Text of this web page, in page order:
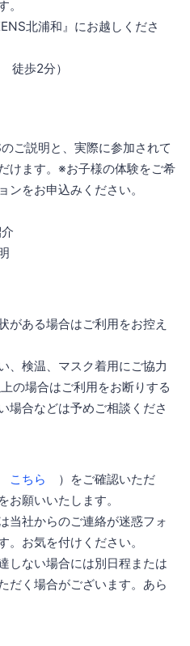
北浦和』にお越しくださ
徒歩2分）
ご説明と、実際に参加されて
けます。※お子様の体験をご希
をお申込みください。
がある場合はご利用をお控え
、検温、マスク着用にご協力
の場合はご利用をお断りする
場合などは予めご相談くださ
こちら
）をご確認いただ
お願いいたします。
当社からのご連絡が迷惑フォ
。お気を付けください。
しない場合には別日程または
だく場合がございます。あら